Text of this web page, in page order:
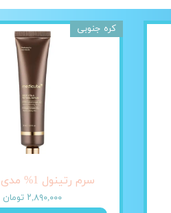
سرم رتینول 1% مدی کیوب
۲,۸۹۰,۰۰۰ تومان
کره جنوبی